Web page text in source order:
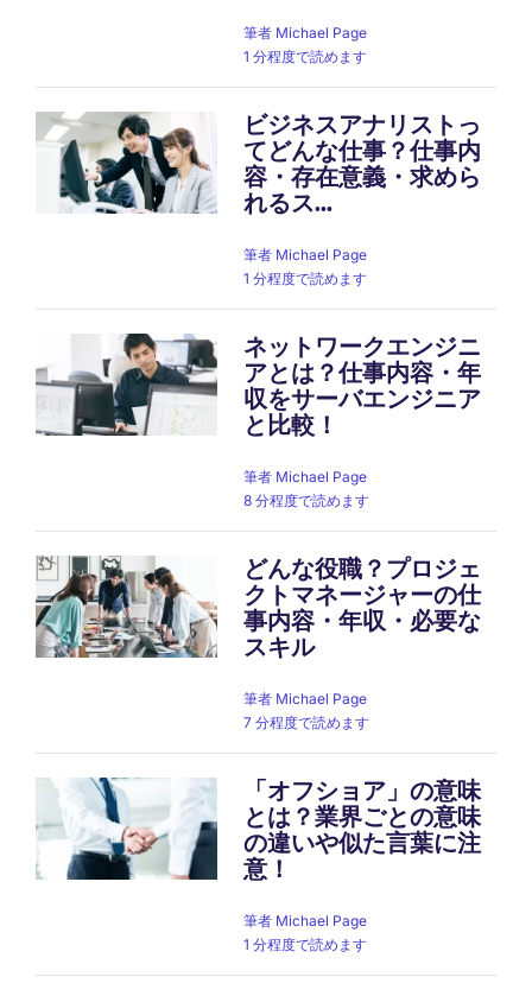
筆者 Michael Page
1 分程度で読めます
ビジネスアナリストっ
てどんな仕事？仕事内
容・存在意義・求めら
れるス...
筆者 Michael Page
1 分程度で読めます
ネットワークエンジニ
アとは？仕事内容・年
収をサーバエンジニア
と比較！
筆者 Michael Page
8 分程度で読めます
どんな役職？プロジェ
クトマネージャーの仕
事内容・年収・必要な
スキル
筆者 Michael Page
7 分程度で読めます
「オフショア」の意味
とは？業界ごとの意味
の違いや似た言葉に注
意！
筆者 Michael Page
1 分程度で読めます